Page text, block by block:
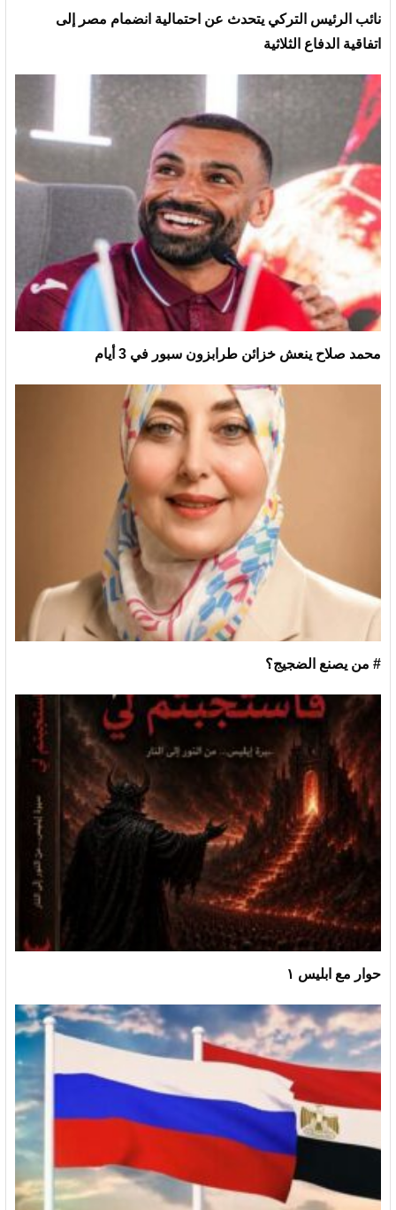
نائب الرئيس التركي يتحدث عن احتمالية انضمام مصر إلى
اتفاقية الدفاع الثلاثية
محمد صلاح ينعش خزائن طرابزون سبور في 3 أيام
# من يصنع الضجيج؟
حوار مع ابليس ١